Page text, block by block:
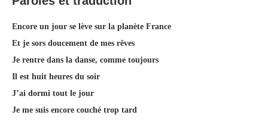
Encore un jour se lève sur la planète France
Et je sors doucement de mes rêves
Je rentre dans la danse, comme toujours
Il est huit heures du soir
J’ai dormi tout le jour
Je me suis encore couché trop tard